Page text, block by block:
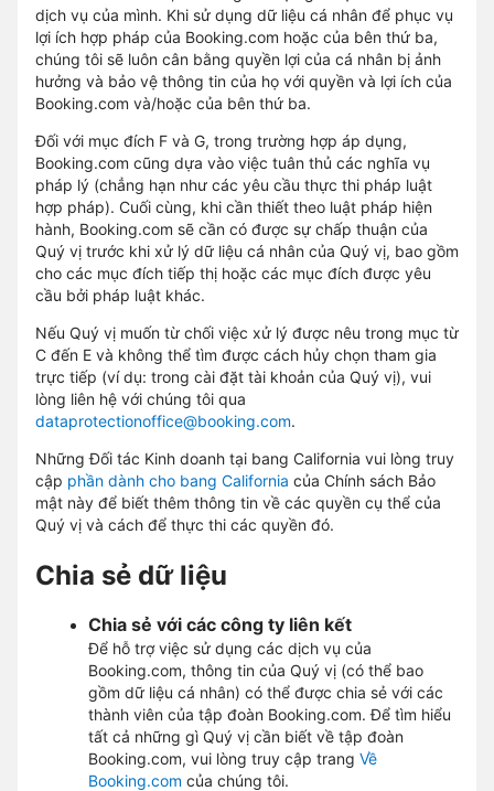
dịch vụ của mình. Khi sử dụng dữ liệu cá nhân để phục vụ
lợi ích hợp pháp của Booking.com hoặc của bên thứ ba,
chúng tôi sẽ luôn cân bằng quyền lợi của cá nhân bị ảnh
hưởng và bảo vệ thông tin của họ với quyền và lợi ích của
Booking.com và/hoặc của bên thứ ba.
Đối với mục đích F và G, trong trường hợp áp dụng,
Booking.com cũng dựa vào việc tuân thủ các nghĩa vụ
pháp lý (chẳng hạn như các yêu cầu thực thi pháp luật
hợp pháp). Cuối cùng, khi cần thiết theo luật pháp hiện
hành, Booking.com sẽ cần có được sự chấp thuận của
Quý vị trước khi xử lý dữ liệu cá nhân của Quý vị, bao gồm
cho các mục đích tiếp thị hoặc các mục đích được yêu
cầu bởi pháp luật khác.
Nếu Quý vị muốn từ chối việc xử lý được nêu trong mục từ
C đến E và không thể tìm được cách hủy chọn tham gia
trực tiếp (ví dụ: trong cài đặt tài khoản của Quý vị), vui
lòng liên hệ với chúng tôi qua
dataprotectionoffice@booking.com.
Những Đối tác Kinh doanh tại bang California vui lòng truy
cập phần dành cho bang California của Chính sách Bảo
mật này để biết thêm thông tin về các quyền cụ thể của
Quý vị và cách để thực thi các quyền đó.
Chia sẻ dữ liệu
Chia sẻ với các công ty liên kết
Để hỗ trợ việc sử dụng các dịch vụ của
Booking.com, thông tin của Quý vị (có thể bao
gồm dữ liệu cá nhân) có thể được chia sẻ với các
thành viên của tập đoàn Booking.com. Để tìm hiểu
tất cả những gì Quý vị cần biết về tập đoàn
Booking.com, vui lòng truy cập trang Về
Booking.com của chúng tôi.